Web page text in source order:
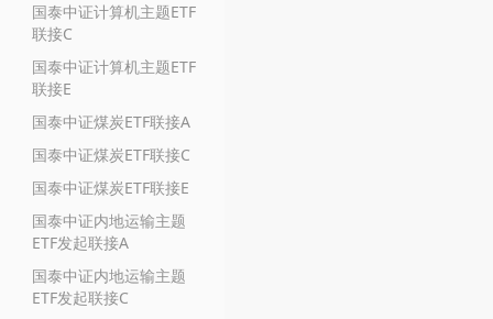
国泰中证计算机主题ETF
联接C
国泰中证计算机主题ETF
联接E
国泰中证煤炭ETF联接A
国泰中证煤炭ETF联接C
国泰中证煤炭ETF联接E
国泰中证内地运输主题
ETF发起联接A
国泰中证内地运输主题
ETF发起联接C